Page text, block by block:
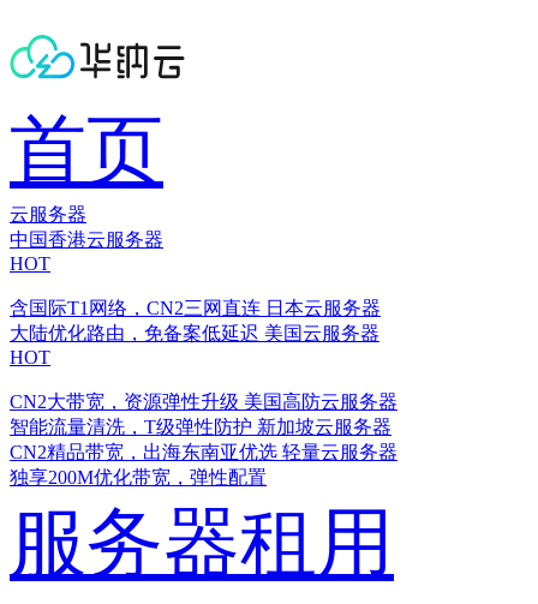
首页
云服务器
中国香港云服务器
HOT
含国际T1网络，CN2三网直连 日本云服务器
大陆优化路由，免备案低延迟 美国云服务器
HOT
CN2大带宽，资源弹性升级 美国高防云服务器
智能流量清洗，T级弹性防护 新加坡云服务器
CN2精品带宽，出海东南亚优选 轻量云服务器
独享200M优化带宽，弹性配置
服务器租用